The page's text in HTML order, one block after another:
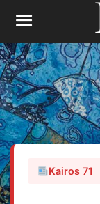
Kairos 71